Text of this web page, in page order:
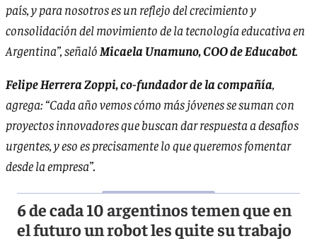
país, y para nosotros es un reflejo del crecimiento y
consolidación del movimiento de la tecnología educativa en
Argentina”, señalóMicaela Unamuno, COO de Educabot.
Felipe Herrera Zoppi, co-fundador de la compañía,
agrega: “Cada año vemos cómo más jóvenes se suman con
proyectos innovadores que buscan dar respuesta a desafíos
urgentes, y eso es precisamente lo que queremos fomentar
desde la empresa”.
6 de cada 10 argentinos temen que en
el futuro un robot les quite su trabajo